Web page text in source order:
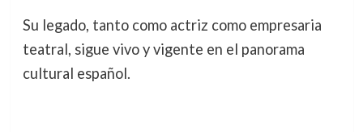
Su legado, tanto como actriz como empresaria
teatral, sigue vivo y vigente en el panorama
cultural español.